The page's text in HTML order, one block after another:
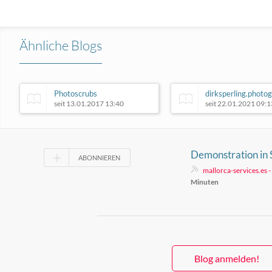
Ähnliche Blogs
Photoscrubs
seit 13.01.2017 13:40 seit 22.01.2021
ABONNIEREN
Demonstration in
touristische
mallorca-services.es -
Minuten
Blog anmelden!